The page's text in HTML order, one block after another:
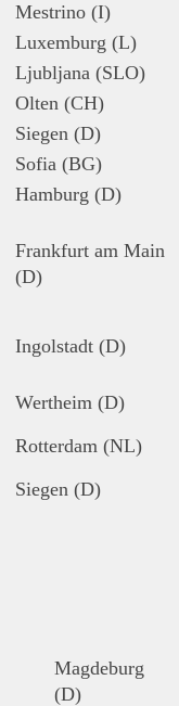
Mestrino (I)
Luxemburg (L)
Ljubljana (SLO)
Olten (CH)
Siegen (D)
Sofia (BG)
Hamburg (D)
Frankfurt am Main
(D)
Ingolstadt (D)
Wertheim (D)
Rotterdam (NL)
Siegen (D)
Magdeburg
(D)